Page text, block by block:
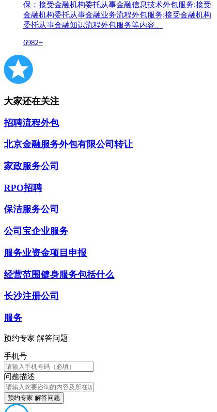
保；接受金融机构委托从事金融信息技术外包服务;接受
金融机构委托从事金融业务流程外包服务;接受金融机构
委托从事金融知识流程外包服务等内容。
6982+
大家还在关注
招聘流程外包
北京金融服务外包有限公司转让
家政服务公司
RPO招聘
保洁服务公司
公司宝企业服务
服务业资金项目申报
经营范围健身服务包括什么
长沙注册公司
服务
预约专家 解答问题
手机号
问题描述
预约专家 解答问题